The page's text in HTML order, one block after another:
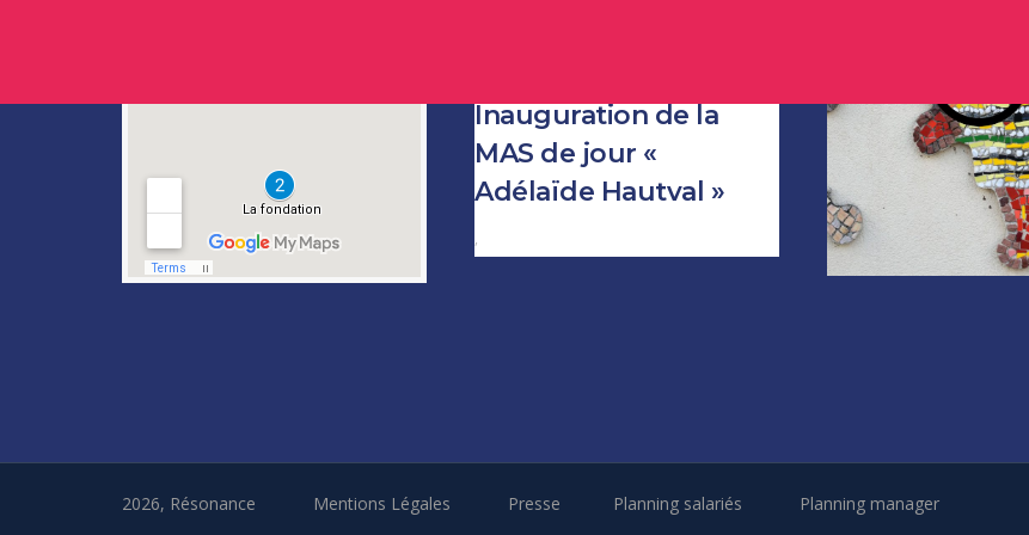
Inauguration de la
MAS de jour «
Adélaïde Hautval »
2026, Résonance Mentions Légales Presse Planning salariés Planning manager